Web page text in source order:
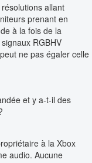
allant
prenant en
à la fois de la
RGBHV
ne pas égaler celle
et y a-t-il des
à la Xbox
audio. Aucune